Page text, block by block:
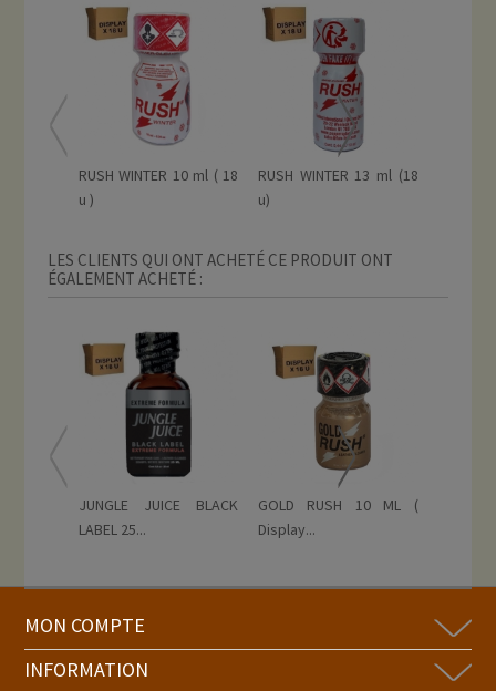
RUSH WINTER 10 ml ( 18
u )
RUSH WINTER 13 ml (18
u)
LES CLIENTS QUI ONT ACHETÉ CE PRODUIT ONT
ÉGALEMENT ACHETÉ :
JUNGLE JUICE BLACK
LABEL 25...
GOLD RUSH 10 ML (
Display...
MON COMPTE
INFORMATION